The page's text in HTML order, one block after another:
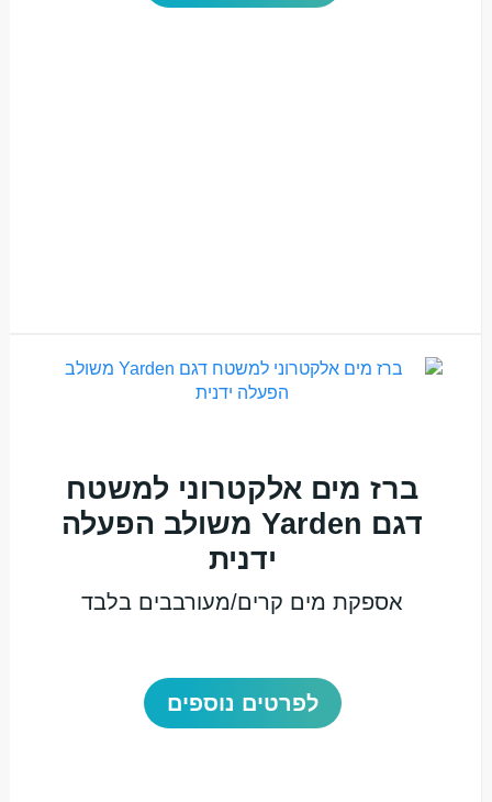
ברז מים אלקטרוני למשטח
דגם Yarden משולב הפעלה
ידנית
אספקת מים קרים/מעורבבים בלבד
לפרטים נוספים